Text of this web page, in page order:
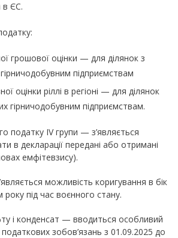
в ЄС.
грошової оцінки — для ділянок з
підприємствам
оцінки ріллі в регіоні — для ділянок
гірничодобувним підприємствам.
податку IV групи — з’являється
в декларації передані або отримані
емфітевзису).
можливість коригування в бік
під час воєнного стану.
і конденсат — вводиться особливий
зобов’язань з 01.09.2025 до